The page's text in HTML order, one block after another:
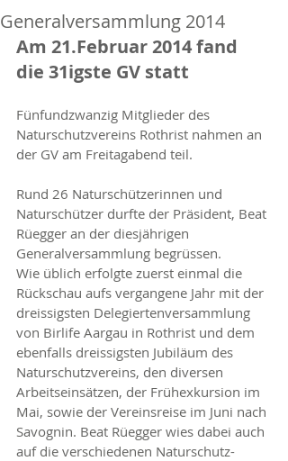
Generalversammlung 2014
Am 21.Februar 2014 fand
die 31igste GV statt
Fünfundzwanzig Mitglieder des
Naturschutzvereins Rothrist nahmen an
der GV am Freitagabend teil.
Rund 26 Naturschützerinnen und
Naturschützer durfte der Präsident, Beat
Rüegger an der diesjährigen
Generalversammlung begrüssen.
Wie üblich erfolgte zuerst einmal die
Rückschau aufs vergangene Jahr mit der
dreissigsten Delegiertenversammlung
von Birlife Aargau in Rothrist und dem
ebenfalls dreissigsten Jubiläum des
Naturschutzvereins, den diversen
Arbeitseinsätzen, der Frühexkursion im
Mai, sowie der Vereinsreise im Juni nach
Savognin. Beat Rüegger wies dabei auch
auf die verschiedenen Naturschutz-